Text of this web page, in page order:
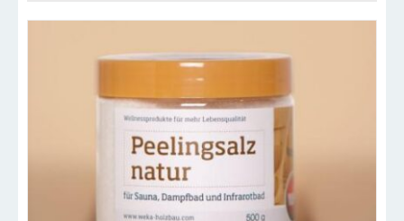
IN DEN WARENKORB / DETAILS